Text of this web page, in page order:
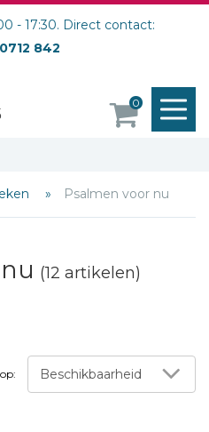
- 17:30. Direct contact:
842
0
Psalmen voor nu
(12 artikelen)
Beschikbaarheid